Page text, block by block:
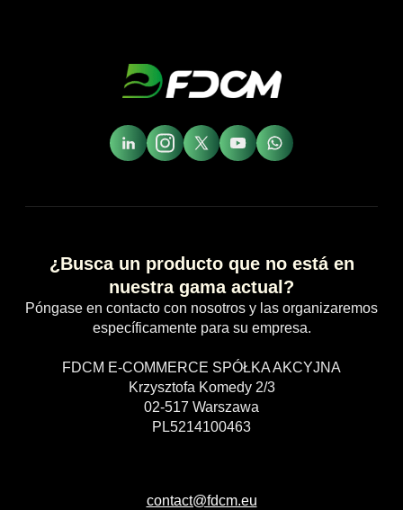
¿Busca un producto que no está en
nuestra gama actual?
Póngase en contacto con nosotros y las organizaremos
específicamente para su empresa.
FDCM E-COMMERCE SPÓŁKA AKCYJNA
Krzysztofa Komedy 2/3
02-517 Warszawa
PL5214100463
contact@fdcm.eu